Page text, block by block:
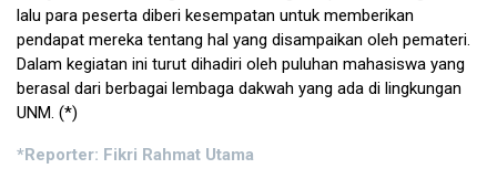
lalu para peserta diberi kesempatan untuk memberikan
pendapat mereka tentang hal yang disampaikan oleh pemateri.
Dalam kegiatan ini turut dihadiri oleh puluhan mahasiswa yang
berasal dari berbagai lembaga dakwah yang ada di lingkungan
UNM. (*)
*Reporter: Fikri Rahmat Utama